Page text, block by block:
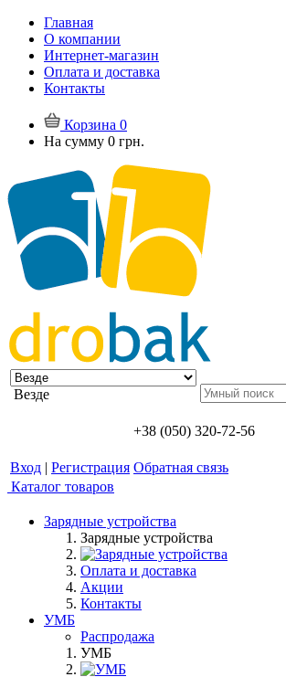
Главная
О компании
Интернет-магазин
Оплата и доставка
Контакты
Корзина 0
На сумму 0 грн.
Везде
+38 (050) 320-72-56
Вход | Регистрация Обратная связь
Каталог товаров
Зарядные устройства
Зарядные устройства
Оплата и доставка
Акции
Контакты
УМБ
Распродажа
УМБ